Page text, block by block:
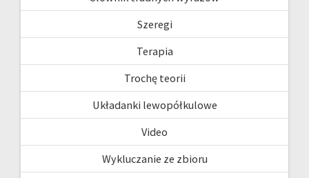
Szeregi
Terapia
Trochę teorii
Układanki lewopółkulowe
Video
Wykluczanie ze zbioru